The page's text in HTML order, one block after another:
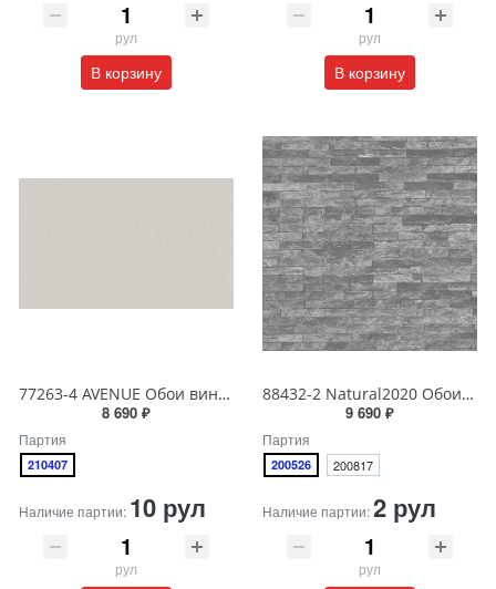
рул
В корзину
рул
В корзину
77263-4 AVENUE Обои виниловые на бумажной основе 1.06*15.5
8 690 ₽
Партия
210407
Наличие партии: 10 рул
рул
88432-2 Natural2020 Обои виниловые на бумажной основе 1.06*15.6
9 690 ₽
Партия
200526 200817
Наличие партии:2 рул
рул